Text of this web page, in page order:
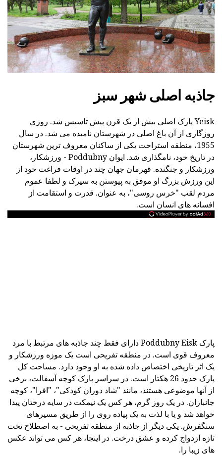
جاذبه اصلی شهر سبز
Yeisk پارک اصلی بیش از یک قرن پیش تاسیس شد. روزی
روزگاری از آن باغ اصلی در شهرستان نامیده می شد. در سال
1955، منطقه استراحت یکی از ساکنان معروف ترین شهرستان
در تاریخ خود، نامگذاری شد. ایوان Poddubny - ورزشکار،
ورزشکار و جنگنده. قهرمان جهان چند در اوقات فراغت خود از
این ورزش بزرگ او موفق به پیوستن به سیرک و لطفا عموم
مردم لقب "خرس روسی"، به عنوان. قدرت و استقامت از
افسانه های انسان است.
پارک Poddubny Eisk دارای فقط چند جاذبه های مرتبط با مرد
معروف قوی است. در منطقه تفریحی است یک موزه ورزشکار و
یک اثر تاریخی اختصاص داده شده به او وجود دارد. مساحت کل
پارک حدود 26 هکتار است. در سراسر پارک کوچه آسفالت، برخی
از آنها موضوعی هستند، مانند "شاد دوران کودکی"، "افرا"، کوچه
جانبازان. در یک روز گرم، هر کس یک نیمکت در سایه درختان پیدا
خواهد شد و یا با لذت به یک پیاده روی را از طریق مسیرهای
سنگفرش. یکی دیگر از جاذبه از منطقه تفریحی - به اصطلاح تخت
تازه ازدواج کرده و عشق درخت. در اینجا، هر کس می تواند عکس
های زیبا را.